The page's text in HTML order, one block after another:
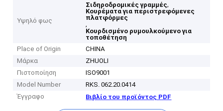
Υψηλό φως
Σιδηροδρομικές γραμμές,
Κουρέματα για περιστρεφόμενες
πλατφόρμες
,
Κουρδισμένο ρυμουλκούμενο για
τοποθέτηση
Place of Origin
CHINA
Μάρκα
ZHUOLI
Πιστοποίηση
ISO9001
Model Number
RKS. 062.20.0414
Έγγραφο
Βιβλίο του προϊόντος PDF